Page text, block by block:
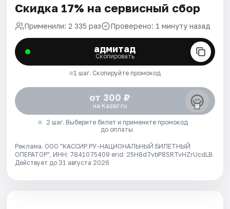
Скидка 17% на сервисный сбор
Применили: 2 335 раз Проверено: 1 минуту назад
адмитад
Скопировать
1 шаг. Скопируйте промокод
от 300 ₽
на Kassir.ru
2 шаг. Выберите билет и примените промокод
до оплаты
Реклама. ООО "КАССИР.РУ-НАЦИОНАЛЬНЫЙ БИЛЕТНЫЙ
ОПЕРАТОР", ИНН: 7841075409 erid: 25H8d7vbP8SRTvHZrUcdLB.
Действует до 31 августа 2026